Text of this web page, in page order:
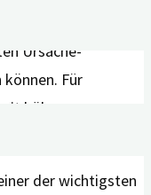
zur
Ursache-
Für
höherer
der wichtigsten